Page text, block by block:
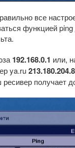
все
функцией
192.168.0.1 или,
ya.ru213.180.204.8
получает